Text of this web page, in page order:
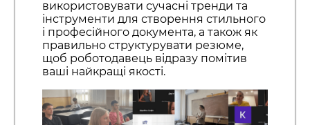
використовувати сучасні тренди та
інструменти для створення стильного
і професійного документа, а також як
правильно структурувати резюме,
щоб роботодавець відразу помітив
ваші найкращі якості.